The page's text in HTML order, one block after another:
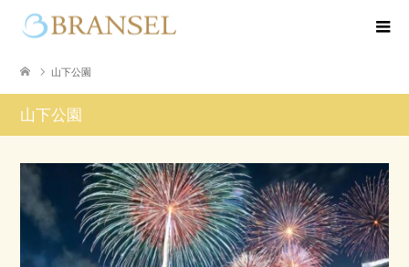
山下公園
山下公園